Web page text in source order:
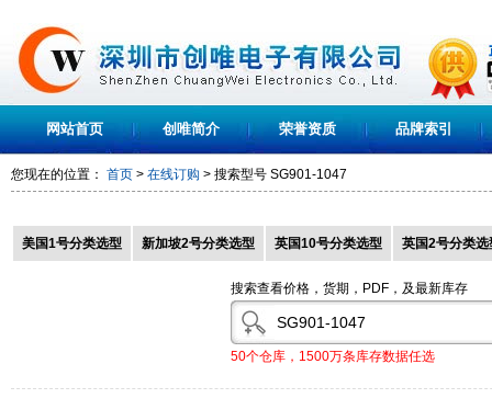
网站首页 创唯简介 荣誉资质 品牌索引
您现在的位置： 首页 > 在线订购 > 搜索型号 SG901-1047
美国1号分类选型 新加坡2号分类选型 英国10号分类选型 英国2号分类选
搜索查看价格，货期，PDF，及最新库存
50个仓库，1500万条库存数据任选